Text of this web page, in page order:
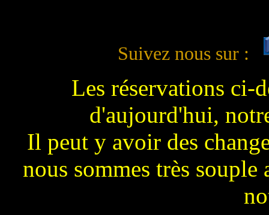
Suivez nous sur :
Les réservations ci-
d'aujourd'hui,
Il peut y avoir des
nous sommes très